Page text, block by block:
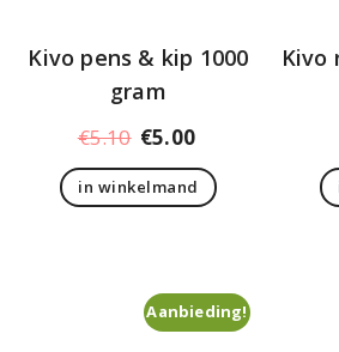
Kivo pens & kip 1000
gram
€5.10 Oorspronkelijke
prijs
was:
€5.00
prijs
is:
in winkelmand
Kivo
Aanbieding!